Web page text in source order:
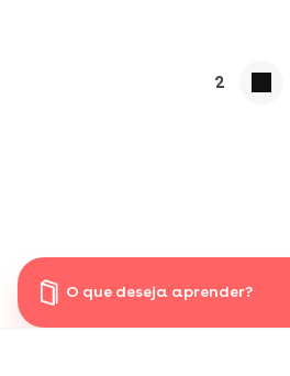
2
O que deseja aprender?